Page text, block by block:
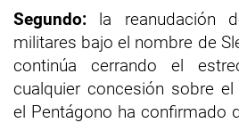
Segundo: la reanudación
militares bajo el nombre de
continúa cerrando el
cualquier concesión sobre el
el Pentágono ha confirmado